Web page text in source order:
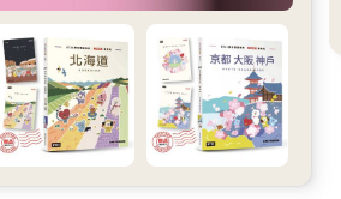
大大小小的紙袋。或者繼續坐在台階上
來陌生的國語：
馬？我們通知您，十分鐘前您的信用卡
Ｏ和Ｋ那兩個英文字母撞到一起，就Ｏ
階前，躲不掉的二月十四日，抬頭明明